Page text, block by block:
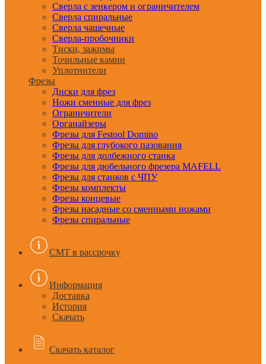
Сверла с зенкером и ограничителем
Сверла спиральные
Сверла чашечные
Сверла-пробочники
Тиски, зажимы
Точильные камни
Уплотнители
Фрезы
Диски для фрез
Ножи сменные для фрез
Ограничители
Органайзеры
Фрезы для Festool Domino
Фрезы для глубокого пазования
Фрезы для долбежного станка
Фрезы для дюбельного фрезера MAFELL
Фрезы для станков с ЧПУ
Фрезы комплекты
Фрезы концевые
Фрезы насадные со сменными ножами
Фрезы спиральные
CMT в рассрочку
Информация
Доставка
История
Скачать
Скачать каталог